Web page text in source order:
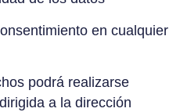
en cualquier
podrá realizarse
a la dirección